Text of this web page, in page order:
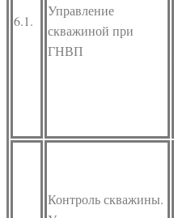
6.1.
Управление
скважиной при
ГНВП
Контроль скважины.